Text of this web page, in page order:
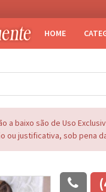
HOME
a baixo são de Uso
ou justificativa, sob pena